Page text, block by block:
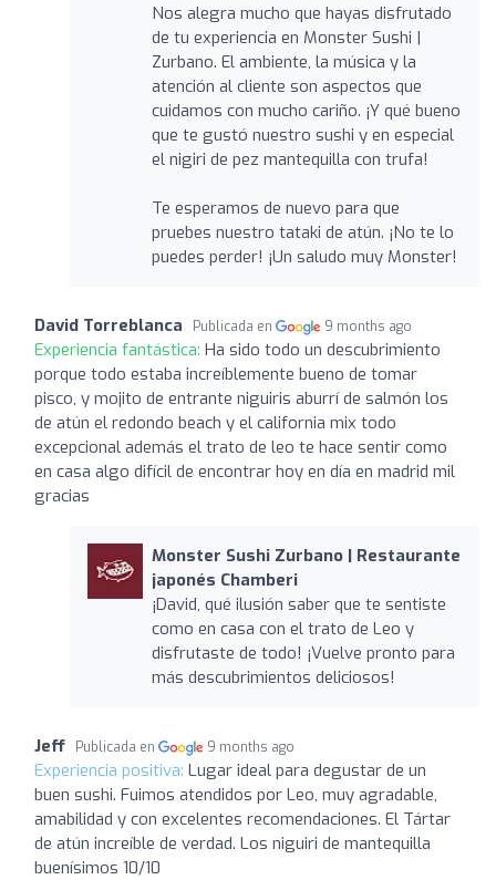
Nos alegra mucho que hayas disfrutado
de tu experiencia en Monster Sushi |
Zurbano. El ambiente, la música y la
atención al cliente son aspectos que
cuidamos con mucho cariño. ¡Y qué bueno
que te gustó nuestro sushi y en especial
el nigiri de pez mantequilla con trufa!
Te esperamos de nuevo para que
pruebes nuestro tataki de atún. ¡No te lo
puedes perder! ¡Un saludo muy Monster!
David Torreblanca Publicada en 9 months ago
Experiencia fantástica: Ha sido todo un descubrimiento
porque todo estaba increíblemente bueno de tomar
pisco, y mojito de entrante niguiris aburrí de salmón los
de atún el redondo beach y el california mix todo
excepcional además el trato de leo te hace sentir como
en casa algo difícil de encontrar hoy en día en madrid mil
gracias
Monster Sushi Zurbano | Restaurante
japonés Chamberi
¡David, qué ilusión saber que te sentiste
como en casa con el trato de Leo y
disfrutaste de todo! ¡Vuelve pronto para
más descubrimientos deliciosos!
Jeff Publicada en 9 months ago
Experiencia positiva: Lugar ideal para degustar de un
buen sushi. Fuimos atendidos por Leo, muy agradable,
amabilidad y con excelentes recomendaciones. El Tártar
de atún increíble de verdad. Los niguiri de mantequilla
buenísimos 10/10